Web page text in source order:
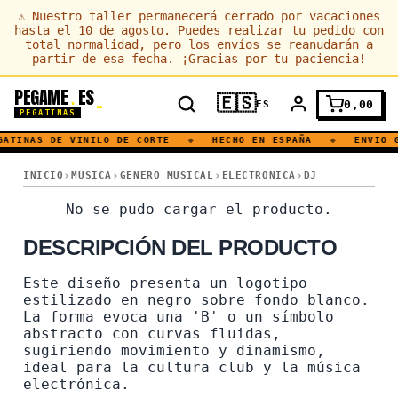
⚠ Nuestro taller permanecerá cerrado por vacaciones
hasta el 10 de agosto. Puedes realizar tu pedido con
total normalidad, pero los envíos se reanudarán a
partir de esa fecha. ¡Gracias por tu paciencia!
PEGAME. ES
PEGATINAS 🇪🇸ES 0,00
DE VINILO DE CORTE ◆ HECHO EN ESPAÑA ◆ ENVIO
INICIO MUSICA GENERO MUSICAL ELECTRONICA DJ
TECHNO · DJ
TECHNO · DJ
No se pudo cargar el producto.
DESCRIPCIÓN DEL PRODUCTO
Este diseño presenta un logotipo
estilizado en negro sobre fondo blanco.
La forma evoca una 'B' o un símbolo
abstracto con curvas fluidas,
sugiriendo movimiento y dinamismo,
ideal para la cultura club y la música
electrónica.